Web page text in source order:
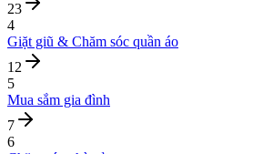
23
4
Giặt giũ & Chăm sóc quần áo
12
5
Mua sắm gia đình
7
6